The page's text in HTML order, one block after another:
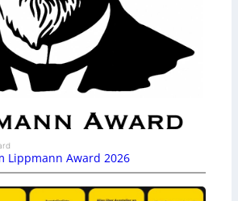
Lippmann Award 2026